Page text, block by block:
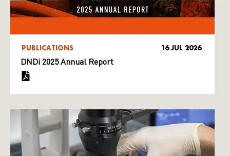
PUBLICATIONS 16 JUL 2026
DNDi 2025 Annual Report